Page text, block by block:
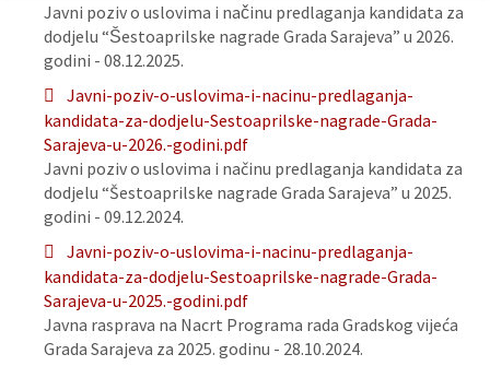
Javni poziv o uslovima i načinu predlaganja kandidata za
dodjelu “Šestoaprilske nagrade Grada Sarajeva” u 2026.
godini - 08.12.2025.
Javni-poziv-o-uslovima-i-nacinu-predlaganja-
kandidata-za-dodjelu-Sestoaprilske-nagrade-Grada-
Sarajeva-u-2026.-godini.pdf
Javni poziv o uslovima i načinu predlaganja kandidata za
dodjelu “Šestoaprilske nagrade Grada Sarajeva” u 2025.
godini - 09.12.2024.
Javni-poziv-o-uslovima-i-nacinu-predlaganja-
kandidata-za-dodjelu-Sestoaprilske-nagrade-Grada-
Sarajeva-u-2025.-godini.pdf
Javna rasprava na Nacrt Programa rada Gradskog vijeća
Grada Sarajeva za 2025. godinu - 28.10.2024.